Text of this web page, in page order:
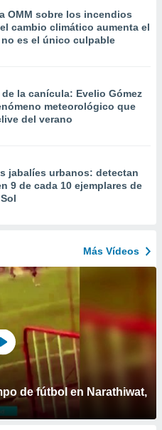
OMM sobre los incendios
cambio climático aumenta el
es el único culpable
la canícula: Evelio Gómez
meteorológico que
del verano
jabalíes urbanos: detectan
9 de cada 10 ejemplares de
Más Vídeos
de fútbol en Narathiwat,